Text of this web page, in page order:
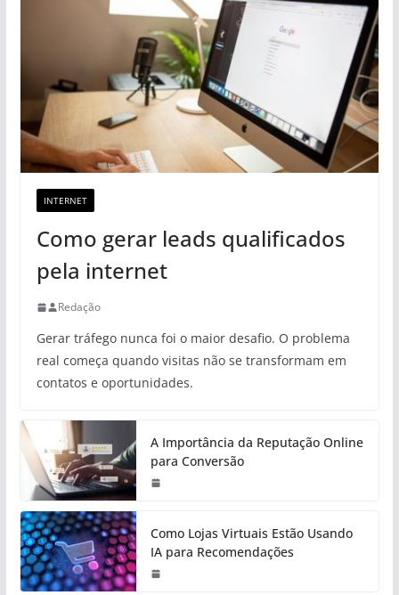
INTERNET
Como gerar leads qualificados
pela internet
Redação
Gerar tráfego nunca foi o maior desafio. O problema
real começa quando visitas não se transformam em
contatos e oportunidades.
A Importância da Reputação Online
para Conversão
Como Lojas Virtuais Estão Usando
IA para Recomendações